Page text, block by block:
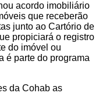
acordo imobiliário
que receberão
junto ao Cartório de
propiciará o registro
do imóvel ou
é parte do programa
da Cohab as